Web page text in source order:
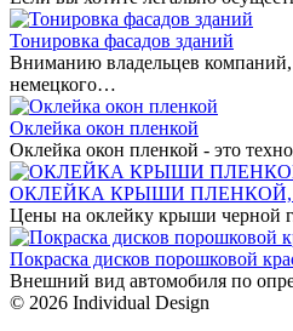
Тонировка фасадов зданий
Вниманию владельцев
немецкого…
Оклейка окон пленкой
Оклейка окон пленкой - это
ОКЛЕЙКА КРЫШИ
Цены на оклейку крыши черной
Покраска дисков порошковой
Внешний вид автомобиля по
© 2026 Individual Design